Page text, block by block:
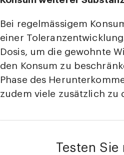
Bei regelmässigem
einer
Dosis, um die gewohnte
den Konsum zu
Phase des
zudem viele zusätzlich zu
Testen Sie